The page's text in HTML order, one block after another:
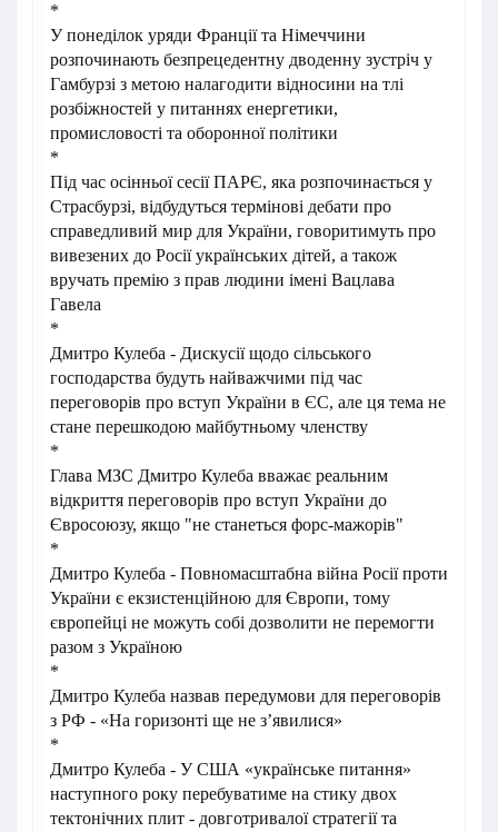
*
У понеділок уряди Франції та Німеччини
розпочинають безпрецедентну дводенну зустріч у
Гамбурзі з метою налагодити відносини на тлі
розбіжностей у питаннях енергетики,
промисловості та оборонної політики
*
Під час осінньої сесії ПАРЄ, яка розпочинається у
Страсбурзі, відбудуться термінові дебати про
справедливий мир для України, говоритимуть про
вивезених до Росії українських дітей, а також
вручать премію з прав людини імені Вацлава
Гавела
*
Дмитро Кулеба - Дискусії щодо сільського
господарства будуть найважчими під час
переговорів про вступ України в ЄС, але ця тема не
стане перешкодою майбутньому членству
*
Глава МЗС Дмитро Кулеба вважає реальним
відкриття переговорів про вступ України до
Євросоюзу, якщо "не станеться форс-мажорів"
*
Дмитро Кулеба - Повномасштабна війна Росії проти
України є екзистенційною для Європи, тому
європейці не можуть собі дозволити не перемогти
разом з Україною
*
Дмитро Кулеба назвав передумови для переговорів
з РФ - «На горизонті ще не зʼявилися»
*
Дмитро Кулеба - У США «українське питання»
наступного року перебуватиме на стику двох
тектонічних плит - довготривалої стратегії та